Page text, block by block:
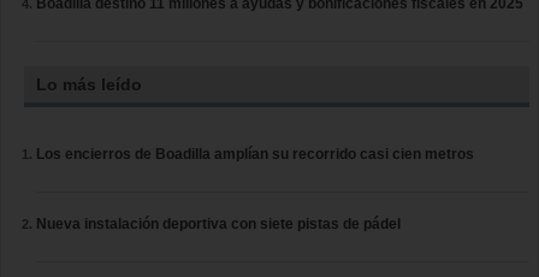
Lo más leído
Los encierros de Boadilla amplían su recorrido casi cien metros
Nueva instalación deportiva con siete pistas de pádel